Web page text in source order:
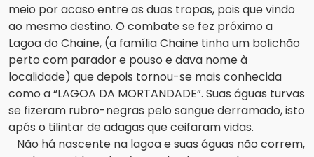
meio por acaso entre as duas tropas, pois que vindo
ao mesmo destino. O combate se fez próximo a
Lagoa do Chaine, (a família Chaine tinha um bolichão
perto com parador e pouso e dava nome à
localidade) que depois tornou-se mais conhecida
como a “LAGOA DA MORTANDADE”. Suas águas turvas
se fizeram rubro-negras pelo sangue derramado, isto
após o tilintar de adagas que ceifaram vidas.
Não há nascente na lagoa e suas águas não correm,